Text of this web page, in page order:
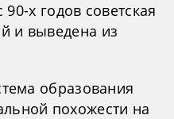
х годов советская
и выведена из
образования
похожести на